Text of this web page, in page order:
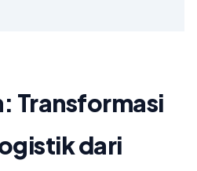
Transformasi
dari